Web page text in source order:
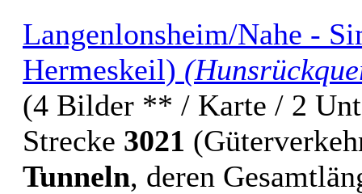
Langenlonsheim/Nahe -
Hermeskeil)
(4 Bilder ** / Karte / 2
Strecke 3021
Tunneln, deren